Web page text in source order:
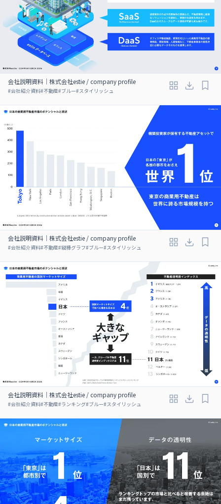
会社説明資料｜株式会社estie / company profile
#会社紹介資料#不動産#ブルー#スタイリッシュ
会社説明資料｜株式会社estie / company profile
#会社紹介資料#不動産#縦棒グラフ#ブルー#スタイリッシュ
会社説明資料｜株式会社estie / company profile
#会社紹介資料#不動産#ランキング#ブルー#スタイリッシュ